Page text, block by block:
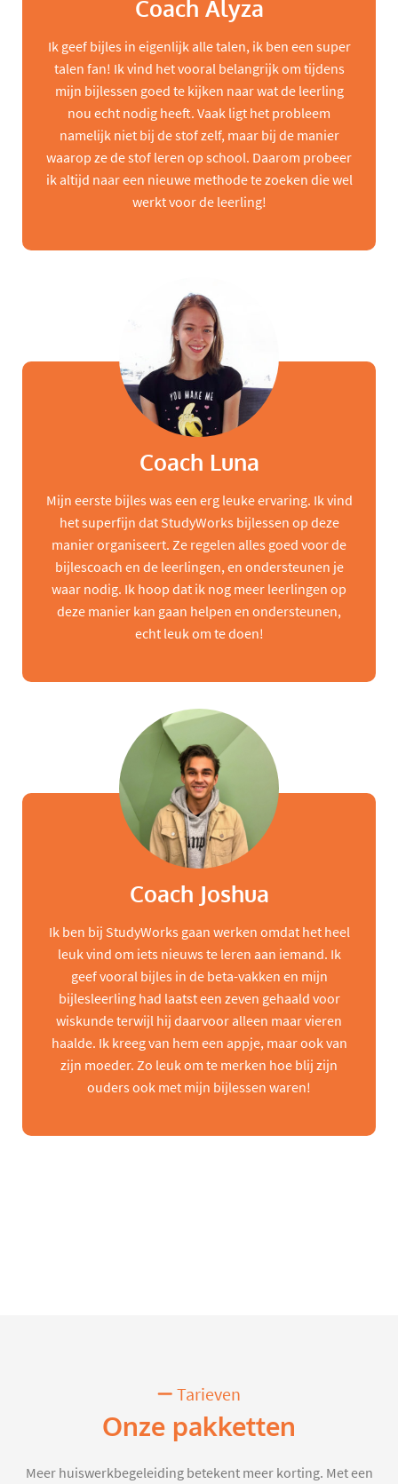
Coach Alyza
Ik geef bijles in eigenlijk alle talen, ik ben een super
talen fan! Ik vind het vooral belangrijk om tijdens
mijn bijlessen goed te kijken naar wat de leerling
nou echt nodig heeft. Vaak ligt het probleem
namelijk niet bij de stof zelf, maar bij de manier
waarop ze de stof leren op school. Daarom probeer
ik altijd naar een nieuwe methode te zoeken die wel
werkt voor de leerling!
Coach Luna
Mijn eerste bijles was een erg leuke ervaring. Ik vind
het superfijn dat StudyWorks bijlessen op deze
manier organiseert. Ze regelen alles goed voor de
bijlescoach en de leerlingen, en ondersteunen je
waar nodig. Ik hoop dat ik nog meer leerlingen op
deze manier kan gaan helpen en ondersteunen,
echt leuk om te doen!
Coach Joshua
Ik ben bij StudyWorks gaan werken omdat het heel
leuk vind om iets nieuws te leren aan iemand. Ik
geef vooral bijles in de beta-vakken en mijn
bijlesleerling had laatst een zeven gehaald voor
wiskunde terwijl hij daarvoor alleen maar vieren
haalde. Ik kreeg van hem een appje, maar ook van
zijn moeder. Zo leuk om te merken hoe blij zijn
ouders ook met mijn bijlessen waren!
Tarieven
Onze pakketten
Meer huiswerkbegeleiding betekent meer korting. Met een